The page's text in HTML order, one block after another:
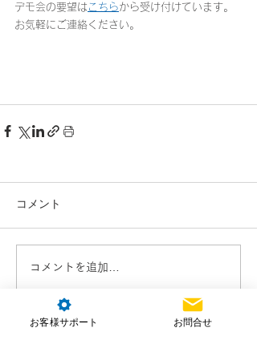
デモ会の要望は こちらから受け付けています。
お気軽にご連絡ください。
コメント
コメントを追加…
お客様サポート お問合せ